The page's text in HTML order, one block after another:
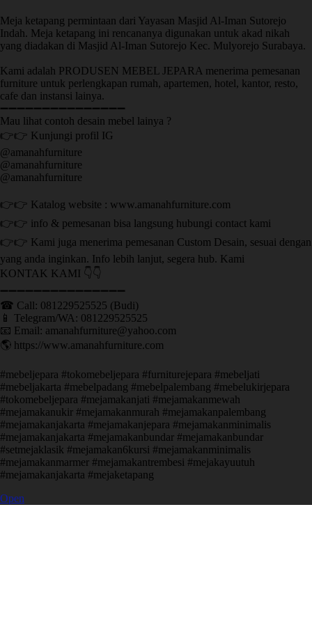
Meja ketapang permintaan dari Yayasan Masjid Al-Iman Sutorejo
Indah. Meja ketapang ini rencananya digunakan untuk akad nikah
yang diadakan di Masjid Al-Iman Sutorejo Kec. Mulyorejo Surabaya.
Kami adalah PRODUSEN MEBEL JEPARA menerima pemesanan
furniture untuk perlengkapan rumah, apartemen, hotel, kantor, resto,
cafe dan instansi lainya.
➖➖➖➖➖➖➖➖➖➖➖➖➖➖➖
Mau lihat contoh desain mebel lainya ?
👉👉 Kunjungi profil IG
@amanahfurniture
@amanahfurniture
@amanahfurniture
👉👉 Katalog website : www.amanahfurniture.com
👉👉 info & pemesanan bisa langsung hubungi contact kami
👉👉 Kami juga menerima pemesanan Custom Desain, sesuai dengan
yang anda inginkan. Info lebih lanjut, segera hub. Kami
KONTAK KAMI 👇👇
➖➖➖➖➖➖➖➖➖➖➖➖➖➖➖ ㅤ
☎ Call: 081229525525 (Budi)
📱 Telegram/WA: 081229525525
📧 Email: amanahfurniture@yahoo.com
🌎 https://www.amanahfurniture.com
#mebeljepara #tokomebeljepara #furniturejepara #mebeljati
#mebeljakarta #mebelpadang #mebelpalembang #mebelukirjepara
#tokomebeljepara #mejamakanjati #mejamakanmewah
#mejamakanukir #mejamakanmurah #mejamakanpalembang
#mejamakanjakarta #mejamakanjepara #mejamakanminimalis
#mejamakanjakarta #mejamakanbundar #mejamakanbundar
#setmejaklasik #mejamakan6kursi #mejamakanminimalis
#mejamakanmarmer #mejamakantrembesi #mejakayuutuh
#mejamakanjakarta #mejaketapang
Open